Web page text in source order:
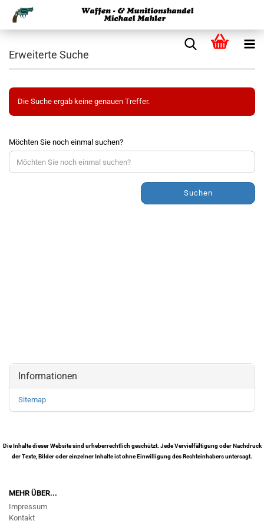
Erweiterte Suche
Die Suche ergab keine genauen Treffer.
Möchten Sie noch einmal suchen?
Suchen
Informationen
Sitemap
Die Inhalte dieser Website sind urheberrechtlich geschützt. Jede Vervielfältigung oder Nachdruck
der Texte, Bilder oder einzelner Inhalte ist ohne Einwilligung des Rechteinhabers untersagt.
MEHR ÜBER...
Impressum
Kontakt